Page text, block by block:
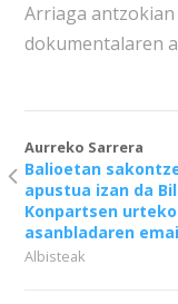
Arriaga antzokian
dokumentalaren
Aurreko Sarrera
Balioetan
apustua izan da
Konpartsen urteko
asanbladaren
Albisteak